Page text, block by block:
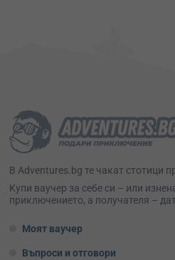
В Adventures.bg те чакат стотици
Kупи ваучер за себе си – или
приключението, а получателя –
Моят ваучер
Въпроси и отговори